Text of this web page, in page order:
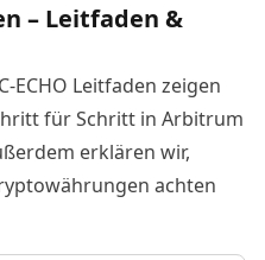
– Leitfaden &
ECHO Leitfaden zeigen
für Schritt in Arbitrum
erklären wir,
achten